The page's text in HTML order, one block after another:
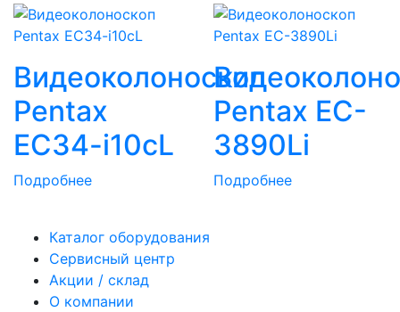
Видеоколоноскоп
Pentax
EC34-i10cL
Подробнее
Pentax EC-
3890Li
Подробнее
Каталог оборудования
Сервисный центр
Акции / склад
О компании